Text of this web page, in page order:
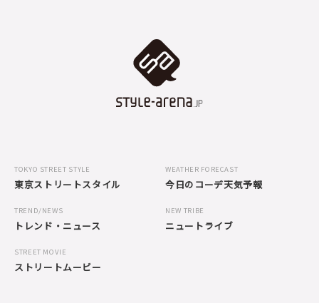
TOKYO STREET STYLE
東京ストリートスタイル
WEATHER FORECAST
今日のコーデ天気予報
TREND/NEWS
トレンド・ニュース
NEW TRIBE
ニュートライブ
STREET MOVIE
ストリートムービー